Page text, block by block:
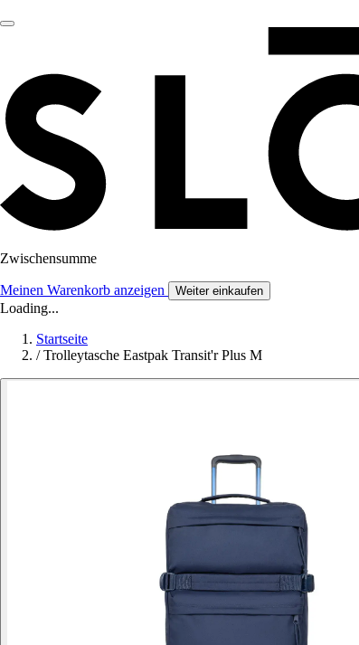
Zwischensumme
Meinen Warenkorb anzeigen Weiter einkaufen
Loading...
Startseite
/ Trolleytasche Eastpak Transit'r Plus M